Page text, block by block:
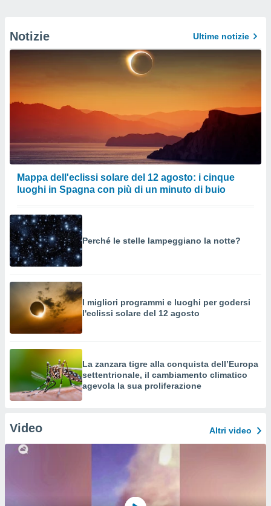
Notizie Ultime notizie
Mappa dell'eclissi solare del 12 agosto: i cinque
luoghi in Spagna con più di un minuto di buio
Perché le stelle lampeggiano la notte?
I migliori programmi e luoghi per godersi
l'eclissi solare del 12 agosto
La zanzara tigre alla conquista dell’Europa
settentrionale, il cambiamento climatico
agevola la sua proliferazione
Video Altri video